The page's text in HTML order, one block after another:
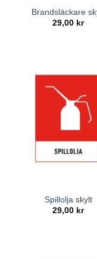
Brandsläckare
29,00 kr
Spillolja skylt
29,00 kr